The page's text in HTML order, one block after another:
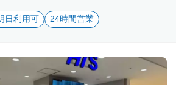
日利用可 24時間営業